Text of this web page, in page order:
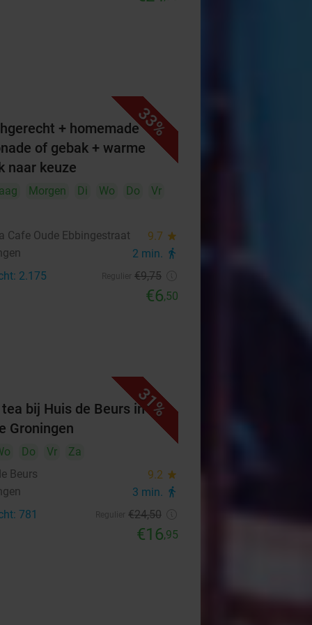
33%
+ homemade
of gebak + warme
naar keuze
Morgen Di Wo Do
Vr
Cafe Oude Ebbingestraat
9.7 star
2 min. directions_walk
2.175 €9,75
€6,50
31%
bij Huis de Beurs in
Groningen
Do Vr
Za
Beurs
9.2 star
3 min. directions_walk
781 €24,50
€16,95